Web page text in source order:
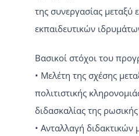
της συνεργασίας
εκπαιδευτικών
Βασικοί στόχοι του
• Μελέτη της σχέσης
πολιτιστικής
διδασκαλίας της
• Ανταλλαγή διδακτικών